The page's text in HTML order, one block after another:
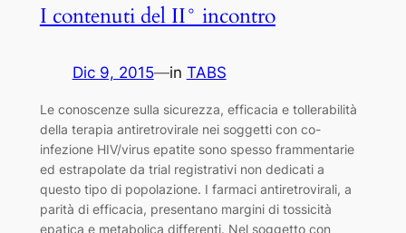
I contenuti del II° incontro
Dic 9, 2015—in TABS
Le conoscenze sulla sicurezza, efficacia e tollerabilità
della terapia antiretrovirale nei soggetti con co-
infezione HIV/virus epatite sono spesso frammentarie
ed estrapolate da trial registrativi non dedicati a
questo tipo di popolazione. I farmaci antiretrovirali, a
parità di efficacia, presentano margini di tossicità
epatica e metabolica differenti. Nel soggetto con